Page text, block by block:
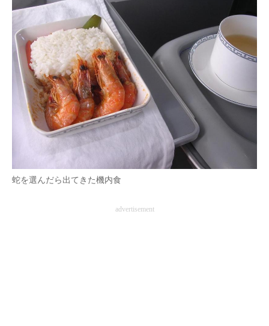
蛇を選んだら出てきた機内食
advertisement